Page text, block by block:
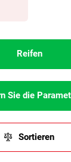
Reifen
Sie die
Sortieren